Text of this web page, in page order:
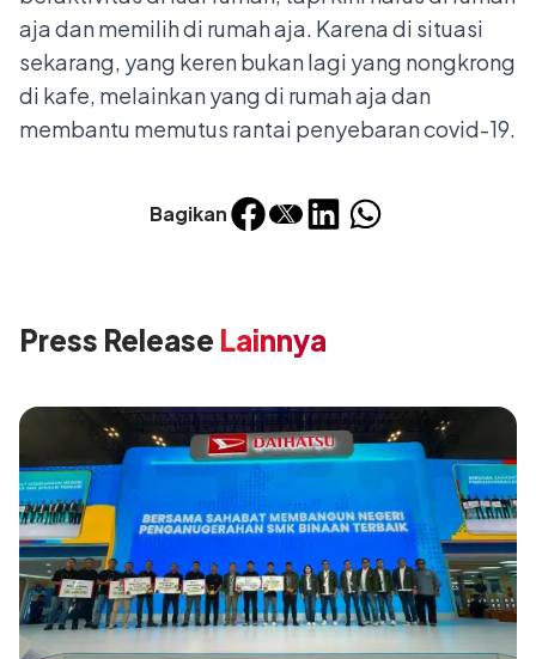
Bagikan
aja dan memilih di rumah aja. Karena di situasi
sekarang, yang keren bukan lagi yang nongkrong
di kafe, melainkan yang di rumah aja dan
membantu memutus rantai penyebaran covid-19.
Press Release Lainnya